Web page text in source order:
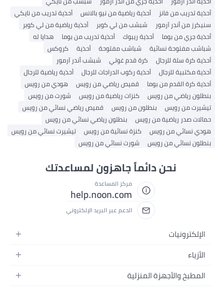
أحذية تدريب من فانز
أحذية رياضية من نيو بالانس
أحذية تدريب من نايكي
سنيكرز من أندر آرمور
شبشب من لي كوبر
أحذية رياضية من لي كوبر
أحذية جري من بوما
أحذية ريبوك أحذية تدريب من بوما
هدايا له
شباشب مفتوحة نسائية
شباشب مفتوحة أحذية
كروكس
أحذية كرة سلة للرجال
كرة قدم غوتي
شبشب أندر آرمور
أحذية مكتبية للرجال
أحذية ركوب الدراجات للرجال
أحذية رياضية للرجال
أحذية كرة القدم من بوما
قميص رياضي من رويس
هودي من رويس
بنطلون رياضي من رويس
كنزات رياضية من رويس
شورت من رويس
تيشيرت من رويس
بنطلون من رويس
قميص رياضي نسائي من رويس
حمالات صدر رياضية من رويس
بنطلون رياضي نسائي من رويس
هودي نسائي من رويس
كنزة نسائية من رويس
تيشيرت نسائي من رويس
بنطلون نسائي من رويس
شورت نسائي من رويس
نحن دائماً جاهزون لمساعدتك
مركز المساعدة
help.noon.com
الدعم عبر البريد الإلكتروني
الإلكترونيات
الجوالات
اللابتوبات
الأزياء
أزياء نسائية
المطبخ والأجهزة المنزلية